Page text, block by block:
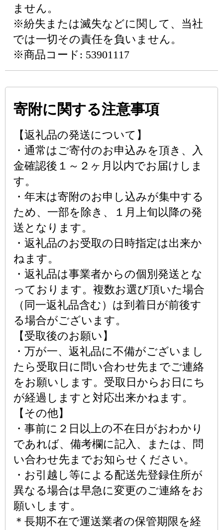
ません。
※紛失または滅失などに関して、当社
では一切その責任を負いません。
※商品コード: 53901117
寄附に関する注意事項
【返礼品の発送について】
・通常はご寄付のお申込みを頂き、入
金確認後１～２ヶ月以内でお届けしま
す。
・年末は寄附のお申し込みが集中する
ため、一部を除き、１月上旬以降の発
送となります。
・返礼品のお受取の日時指定は出来か
ねます。
・返礼品は事業者からの個別発送とな
っております。複数お選び頂いた場合
（同一返礼品含む）は到着日が前後す
る場合がございます。
【受取後のお願い】
・万が一、返礼品に不備がございまし
たら受取日に問い合わせ先までご連絡
をお願いします。受取日からお日にち
が経過しますと対応出来かねます。
【その他】
・事前に２日以上の不在日がおわかり
であれば、備考欄に記入、または、問
い合わせ先までお知らせください。
・お引越し等による配送先登録住所が
異なる場合は早急に変更のご連絡をお
願いします。
＊長期不在で運送業者の保管期限を経